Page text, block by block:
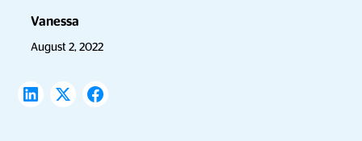
Vanessa
August 2, 2022